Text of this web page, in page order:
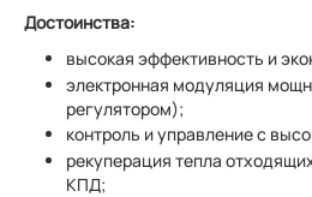
Достоинства:
высокая эффективность и
электронная модуляция
регулятором);
контроль и управление с
рекуперация тепла
КПД;